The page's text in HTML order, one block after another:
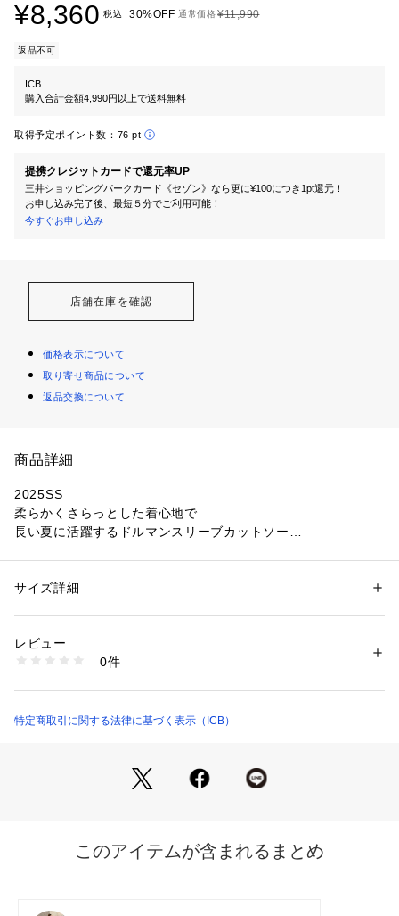
¥8,360 税込 30%OFF 通常価格¥11,990
返品不可
ICB
購入合計金額4,990円以上で送料無料
取得予定ポイント数： 76 pt
提携クレジットカードで還元率UP
三井ショッピングパークカード《セゾン》なら更に¥100につき1pt還元！
お申し込み完了後、最短５分でご利用可能！
今すぐお申し込み
店舗在庫を確認
価格表示について
取り寄せ商品について
返品交換について
商品詳細
2025SS
柔らかくさらっとした着心地で
長い夏に活躍するドルマンスリーブカットソー
ンスリーブカットソーです。後ろ裾にゴムが入り、ブラウジン
■素材薄手で柔らかく、程よいハリとコシ、上品な光沢感が魅
もサラリと着用可能。お洗濯後に乾きが早いのも嬉しいポイン
ト。3）Washableご自宅でお洗濯ができるのでお手入れも
性別：レディース
素材：再生繊維（リヨセル）:72%、綿:28%
洗濯：【本体のみ】40℃まで弱洗濯可 塩素系漂白不可 タンブル乾燥不可
日陰つり干し乾燥 アイロンは160℃まで ドライクリーニング（石油系）可
※詳しい洗濯方法については、商品の品質表示タグをご覧ください
KKCYGM0961 （ショップ）
サイズ詳細
レビュー
0件
特定商取引に関する法律に基づく表示（ICB）